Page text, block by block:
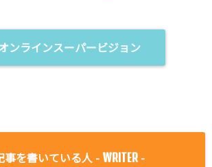
ンラインスーパービジョン
事を書いている人 - WRITER -